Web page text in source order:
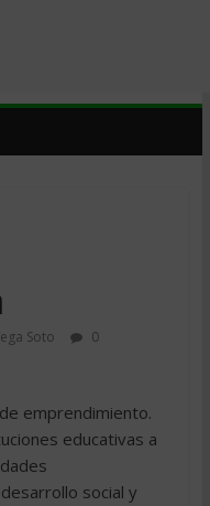
Soto
0
emprendimiento.
educativas a
social y